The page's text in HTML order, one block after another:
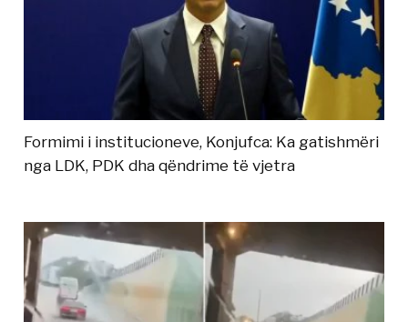
Formimi i institucioneve, Konjufca: Ka gatishmëri
nga LDK, PDK dha qëndrime të vjetra